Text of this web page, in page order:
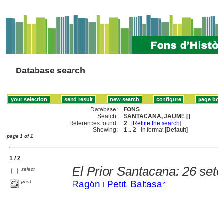
Database search
Database:
FONS
Search:
SANTACANA, JAUME []
References found:
2 [Refine the search]
Showing:
1 .. 2 in format [Default]
page 1 of 1
1 / 2
select
print
El Prior Santacana: 26
Ragón i Petit, Baltasar